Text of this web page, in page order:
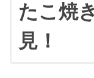
たこ焼
見！